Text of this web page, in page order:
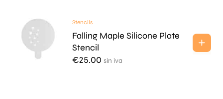
Stencils
Falling Maple Silicone Plate
Stencil
€25.00 sin iva